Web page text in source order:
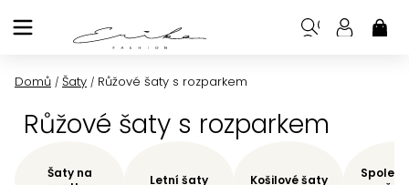
na
Domů / Šaty / Růžové šaty s rozparkem
Růžové šaty s rozparkem
Šaty na
Letní šaty Košilové šaty